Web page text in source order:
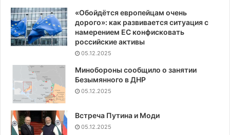
«Обойдётся европейцам очень
дорого»: как развивается ситуация с
намерением ЕС конфисковать
российские активы
05.12.2025
Минобороны сообщило о занятии
Безымянного в ДНР
05.12.2025
Встреча Путина и Моди
05.12.2025